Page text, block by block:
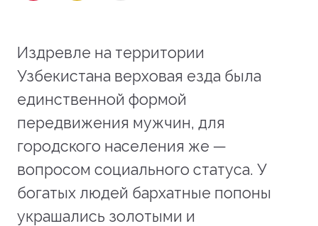
Издревле на территории
Узбекистана верховая езда была
единственной формой
передвижения мужчин, для
городского населения же —
вопросом социального статуса. У
богатых людей бархатные попоны
украшались золотыми и